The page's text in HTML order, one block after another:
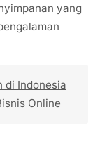
yang
di Indonesia
Online